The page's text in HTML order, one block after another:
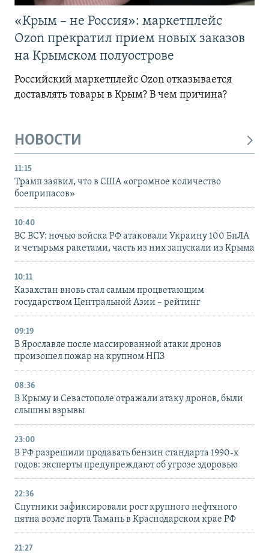
«Крым – не Россия»: маркетплейс
Ozon прекратил прием новых заказов
на Крымском полуострове
Российский маркетплейс Ozon отказывается
доставлять товары в Крым? В чем причина?
НОВОСТИ
11:15
Трамп заявил, что в США «огромное количество
боеприпасов»
10:40
ВС ВСУ: ночью войска РФ атаковали Украину 100 БпЛА
и четырьмя ракетами, часть из них запускали из Крыма
10:11
Казахстан вновь стал самым процветающим
государством Центральной Азии – рейтинг
09:19
В Ярославле после массированной атаки дронов
произошел пожар на крупном НПЗ
08:36
В Крыму и Севастополе отражали атаку дронов, были
слышны взрывы
23:00
В РФ разрешили продавать бензин стандарта 1990-х
годов: эксперты предупреждают об угрозе здоровью
22:36
Спутники зафиксировали рост крупного нефтяного
пятна возле порта Тамань в Краснодарском крае РФ
21:27